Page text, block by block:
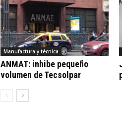
Manufactura y técnica
ANMAT: inhibe pequeño
volumen de Tecsolpar